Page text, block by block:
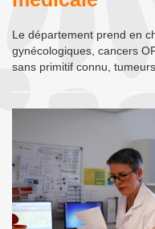
Le département prend en
gynécologiques, cancers
sans primitif connu,